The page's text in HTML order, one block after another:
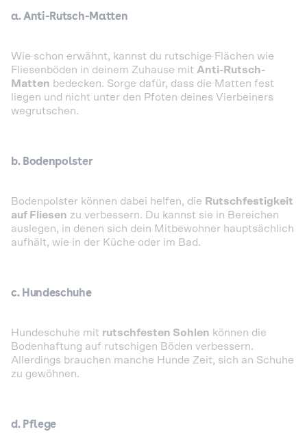
a. Anti-Rutsch-Matten
Wie schon erwähnt, kannst du rutschige Flächen wie
Fliesenböden in deinem Zuhause mit Anti-Rutsch-
Matten bedecken. Sorge dafür, dass die Matten fest
liegen und nicht unter den Pfoten deines Vierbeiners
wegrutschen.
b. Bodenpolster
Bodenpolster können dabei helfen, die Rutschfestigkeit
auf Fliesen zu verbessern. Du kannst sie in Bereichen
auslegen, in denen sich dein Mitbewohner hauptsächlich
aufhält, wie in der Küche oder im Bad.
c. Hundeschuhe
Hundeschuhe mit rutschfesten Sohlen können die
Bodenhaftung auf rutschigen Böden verbessern.
Allerdings brauchen manche Hunde Zeit, sich an Schuhe
zu gewöhnen.
d. Pflege